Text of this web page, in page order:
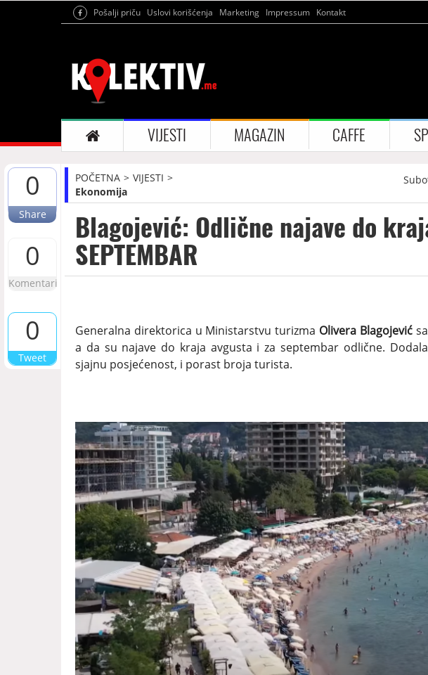
Pošalji priču Uslovi korišćenja Marketing Impressum Kontakt
VIJESTI MAGAZIN CAFFE
0
Share
0
Komentari
0
Tweet
POČETNA
VIJESTI
Ekonomija
Blagojević: Odlične najave do
SEPTEMBAR
Generalna direktorica u Ministarstvu turizma Olivera Blagojević
a da su najave do kraja avgusta i za septembar odlične.
sjajnu posjećenost, i porast broja turista.